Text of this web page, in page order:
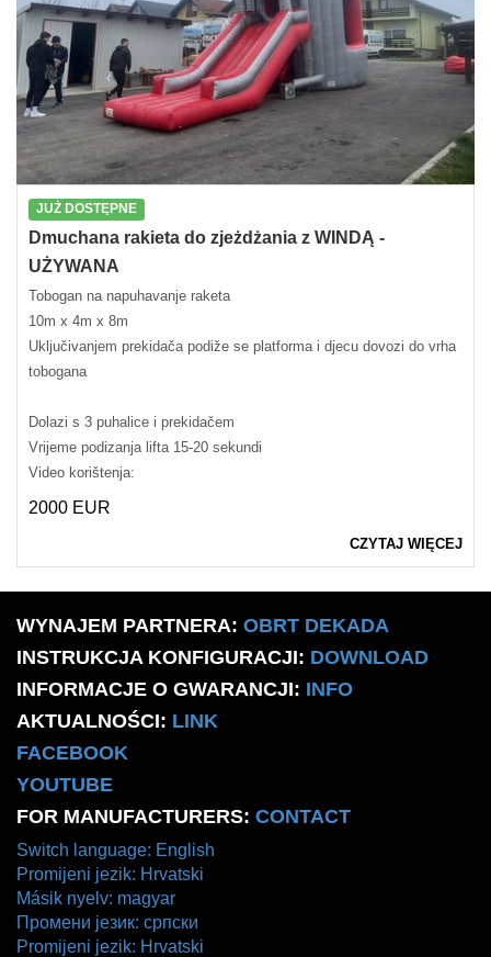
JUŻ DOSTĘPNE
Dmuchana rakieta do zjeżdżania z WINDĄ -
UŻYWANA
Tobogan na napuhavanje raketa
10m x 4m x 8m
Uključivanjem prekidača podiže se platforma i djecu dovozi do vrha
tobogana
Dolazi s 3 puhalice i prekidačem
Vrijeme podizanja lifta 15-20 sekundi
Video korištenja:
2000 EUR
CZYTAJ WIĘCEJ
WYNAJEM PARTNERA: OBRT DEKADA
INSTRUKCJA KONFIGURACJI: DOWNLOAD
INFORMACJE O GWARANCJI: INFO
AKTUALNOŚCI: LINK
FACEBOOK
YOUTUBE
FOR MANUFACTURERS: CONTACT
Switch language: English
Promijeni jezik: Hrvatski
Másik nyelv: magyar
Промени језик: српски
Promijeni jezik: Hrvatski